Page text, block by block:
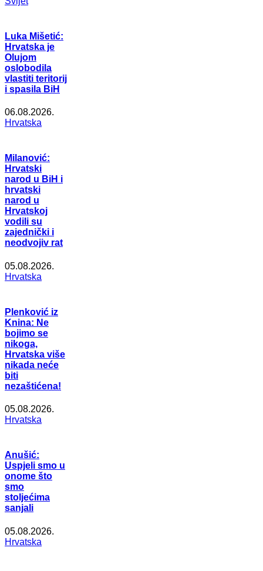
Luka Mišetić:
Hrvatska je
Olujom
oslobodila
vlastiti teritorij
i spasila BiH
06.08.2026.
Hrvatska
Milanović:
Hrvatski
narod u BiH i
hrvatski
narod u
Hrvatskoj
vodili su
zajednički i
neodvojiv rat
05.08.2026.
Hrvatska
Plenković iz
Knina: Ne
bojimo se
nikoga,
Hrvatska više
nikada neće
biti
nezaštićena!
05.08.2026.
Hrvatska
Anušić:
Uspjeli smo u
onome što
smo
stoljećima
sanjali
05.08.2026.
Hrvatska